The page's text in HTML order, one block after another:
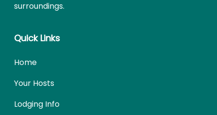
surroundings.
Quick Links
Home
Your Hosts
Lodging Info